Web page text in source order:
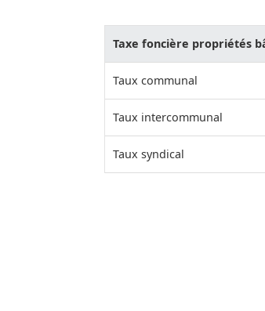
Taxe foncière propriétés
Taux communal
Taux intercommunal
Taux syndical